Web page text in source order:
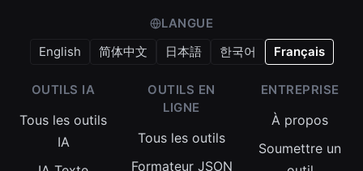
LANGUE
English
简体中文 日本語 한국어 Français
OUTILS IA
Tous les outils
IA
OUTILS EN
LIGNE
Tous les outils
Formateur JSON
ENTREPRISE
À propos
Soumettre un